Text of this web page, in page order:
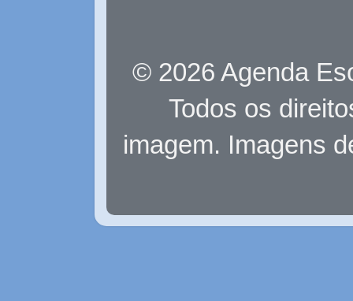
© 2026 Agenda
Todos os
imagem. Imagens